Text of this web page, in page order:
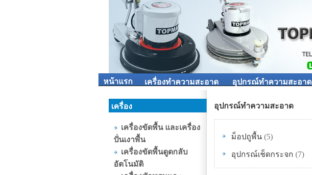
หน้าแรก เครื่องทำความสะอาด อุปกรณ์ทำความสะอาด
เครื่อง
เครื่องขัดพื้น และเครื่อง
ปั่นเงาพื้น
เครื่องขัดพื้นดูดกลับ
อัตโนมัติ
อุปกรณ์ทำความสะอาด
ม็อปถูพื้น (5)
อุปกรณ์เช็ดกระจก (7)